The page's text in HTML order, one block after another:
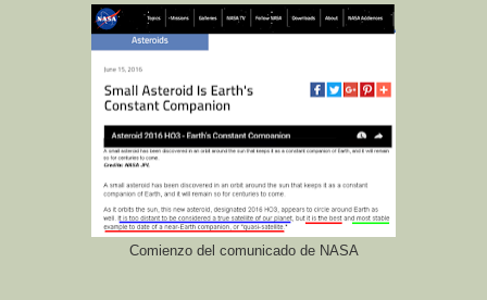
Comienzo del comunicado de NASA